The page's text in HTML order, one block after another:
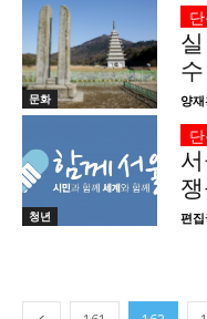
문화
수
양
청년 편